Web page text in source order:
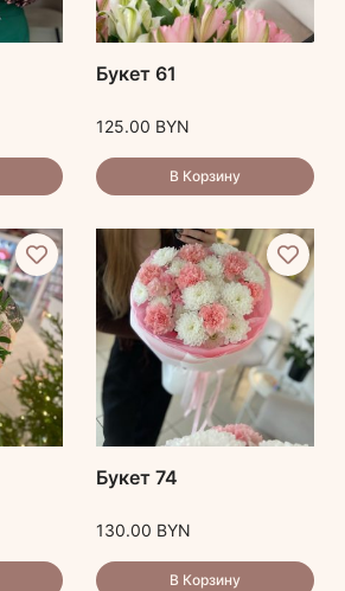
Букет 61
125.00 BYN
В Корзину
Букет 74
130.00 BYN
В Корзину